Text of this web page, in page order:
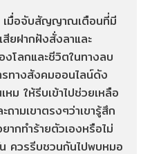
เมื่อจับสัญญาณเตือนที่มี
สียฝากฝังสั่งลาและ
โลกและชีวิตในทางลบ
ทางสังคมออนไลน์ดัง
ม ให้รีบเข้าไปช่วยเหลือ
ามเขาตรงๆว่าเขารู้สึก
ากทำร้ายตัวเองหรือไม่
น ควรรีบชวนกันไปพบหมอ